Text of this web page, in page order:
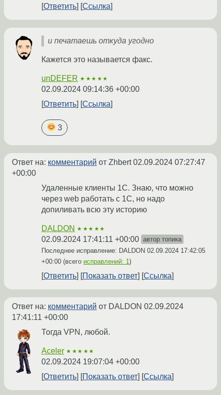
Ответить
Ссылка
и печатаешь откуда угодно
Кажется это называется факс.
unDEFER ★★★★★
02.09.2024 09:14:36 +00:00
Ответить
Ссылка
3
Ответ на: комментарий от Zhbert02.09.2024 07:27:47
+00:00
Удаленные клиенты 1С. Знаю, что можно
через web работать с 1С, но надо
допиливать всю эту историю
DALDON ★★★★★
02.09.2024 17:41:11 +00:00 автор топика
Последнее исправление: DALDON 02.09.2024 17:42:05
+00:00 (всего исправлений: 1)
Ответить Показать ответ Ссылка
Ответ на: комментарий от DALDON 02.09.2024
17:41:11 +00:00
Тогда VPN, любой.
Aceler ★★★★★
02.09.2024 19:07:04 +00:00
Ответить
Показать ответ Ссылка